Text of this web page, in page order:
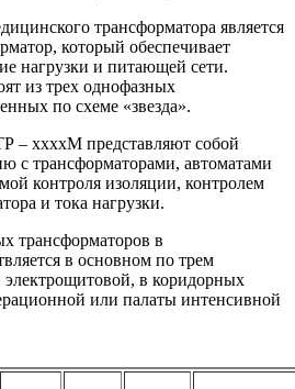
трансформатора является
который обеспечивает
нагрузки и питающей сети.
из трех однофазных
по схеме «звезда».
– ххххМ представляют собой
с трансформаторами, автоматами
контроля изоляции, контролем
и тока нагрузки.
трансформаторов в
в основном по трем
в коридорных
или палаты интенсивной